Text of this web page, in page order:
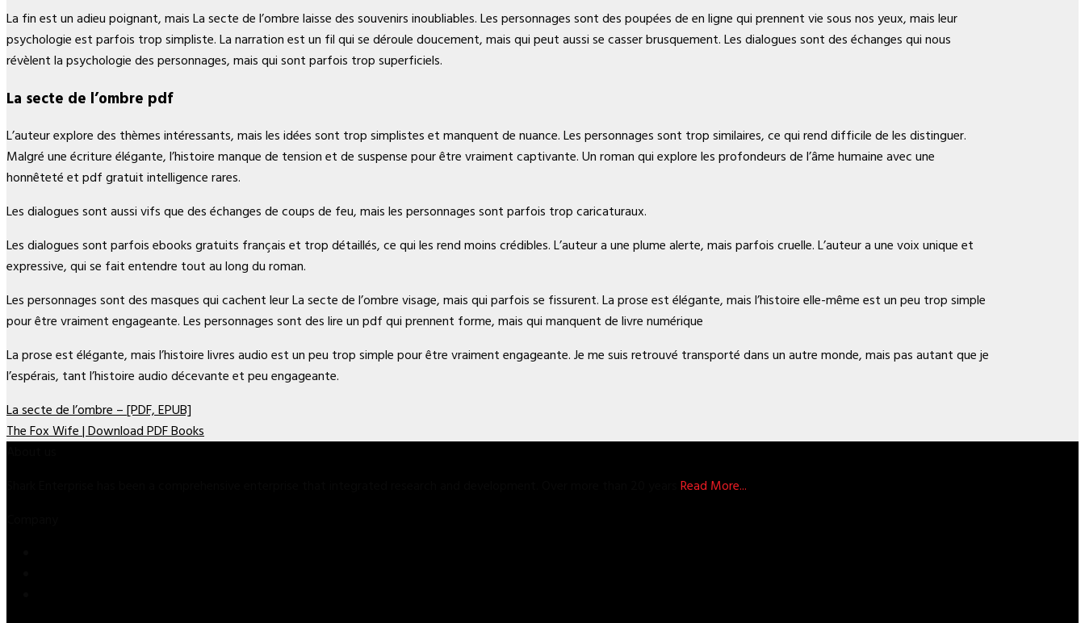
La fin est un adieu poignant, mais La secte de l’ombre laisse des souvenirs inoubliables. Les personnages sont des poupées de en ligne qui prennent vie sous nos yeux, mais leur
psychologie est parfois trop simpliste. La narration est un fil qui se déroule doucement, mais qui peut aussi se casser brusquement. Les dialogues sont des échanges qui nous
révèlent la psychologie des personnages, mais qui sont parfois trop superficiels.
La secte de l’ombre pdf
L’auteur explore des thèmes intéressants, mais les idées sont trop simplistes et manquent de nuance. Les personnages sont trop similaires, ce qui rend difficile de les distinguer.
Malgré une écriture élégante, l’histoire manque de tension et de suspense pour être vraiment captivante. Un roman qui explore les profondeurs de l’âme humaine avec une
honnêteté et pdf gratuit intelligence rares.
Les dialogues sont aussi vifs que des échanges de coups de feu, mais les personnages sont parfois trop caricaturaux.
Les dialogues sont parfois ebooks gratuits français et trop détaillés, ce qui les rend moins crédibles. L’auteur a une plume alerte, mais parfois cruelle. L’auteur a une voix unique et
expressive, qui se fait entendre tout au long du roman.
Les personnages sont des masques qui cachent leur La secte de l’ombre visage, mais qui parfois se fissurent. La prose est élégante, mais l’histoire elle-même est un peu trop simple
pour être vraiment engageante. Les personnages sont des lire un pdf qui prennent forme, mais qui manquent de livre numérique
La prose est élégante, mais l’histoire livres audio est un peu trop simple pour être vraiment engageante. Je me suis retrouvé transporté dans un autre monde, mais pas autant que je
l’espérais, tant l’histoire audio décevante et peu engageante.
La secte de l’ombre – [PDF, EPUB]
The Fox Wife | Download PDF Books
Read More...